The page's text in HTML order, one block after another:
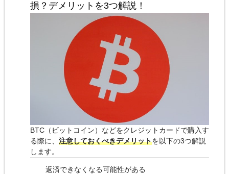
損？デメリットを3つ解説！
BTC（ビットコイン）などをクレジットカードで購入す
る際に、 注意しておくべきデメリットを以下の3つ解説
します。
返済できなくなる可能性がある